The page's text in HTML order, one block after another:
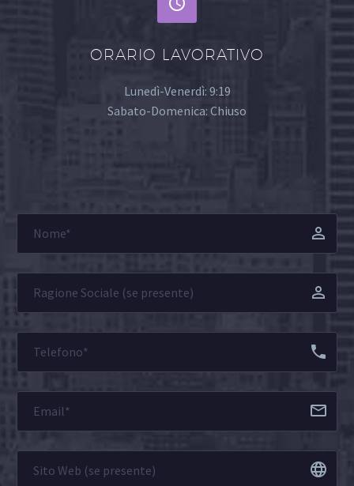
ORARIO LAVORATIVO
Lunedì-Venerdì: 9:19
Sabato-Domenica: Chiuso